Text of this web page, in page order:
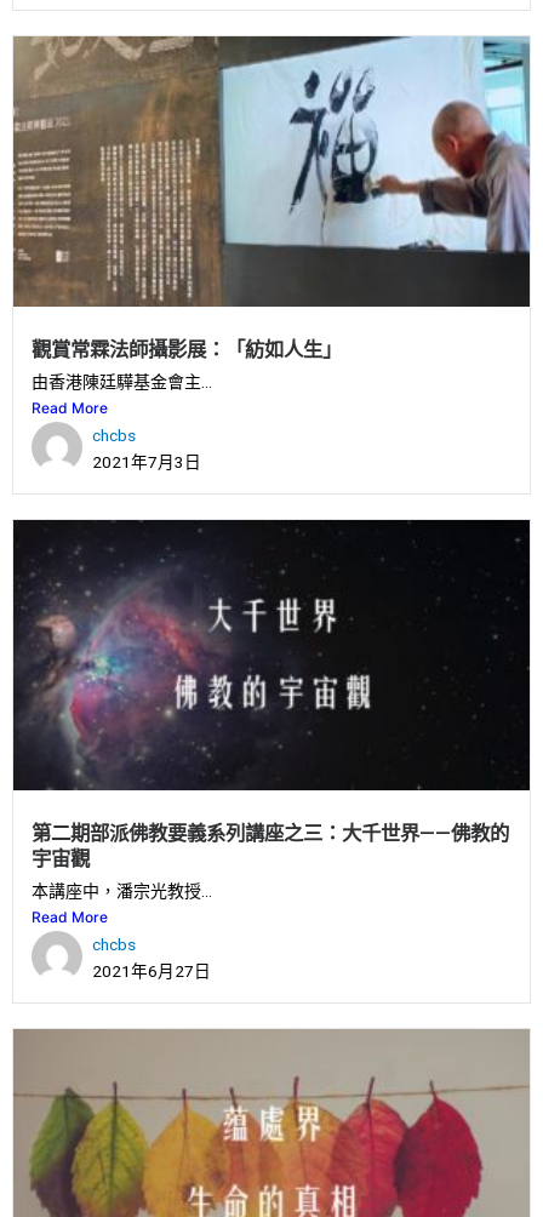
觀賞常霖法師攝影展：「紡如人生」
由香港陳廷驊基金會主...
Read More
chcbs
2021年7月3日
第二期部派佛教要義系列講座之三：大千世界——佛教的
宇宙觀
本講座中，潘宗光教授...
Read More
chcbs
2021年6月27日